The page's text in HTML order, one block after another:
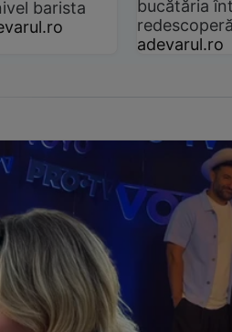
barista
bucătăria
adevarul.ro